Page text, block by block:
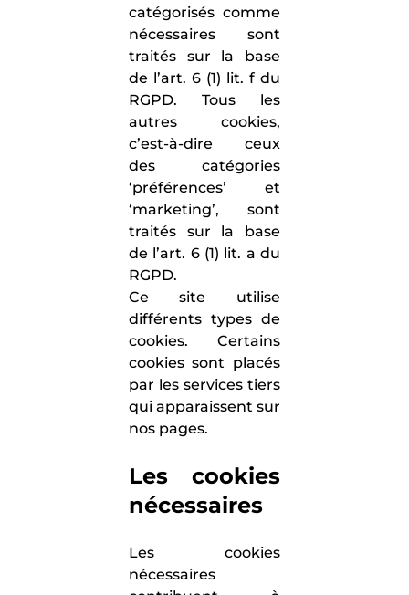
catégorisés comme
nécessaires sont
traités sur la base
de l’art. 6 (1) lit. f du
RGPD. Tous les
autres cookies,
c’est-à-dire ceux
des catégories
‘préférences’ et
‘marketing’, sont
traités sur la base
de l’art. 6 (1) lit. a du
RGPD.
Ce site utilise
différents types de
cookies. Certains
cookies sont placés
par les services tiers
qui apparaissent sur
nos pages.
Les cookies
nécessaires
Les cookies
nécessaires